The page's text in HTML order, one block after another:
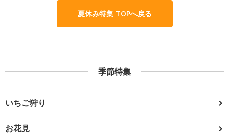
夏休み特集 TOPへ戻る
季節特集
いちご狩り
お花見